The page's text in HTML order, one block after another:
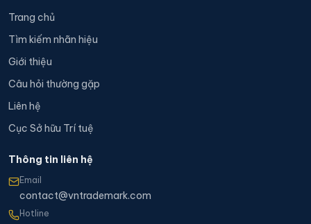
Trang chủ
Tìm kiếm nhãn hiệu
Giới thiệu
Câu hỏi thường gặp
Liên hệ
Cục Sở hữu Trí tuệ
Thông tin liên hệ
Email
contact@vntrademark.com
Hotline